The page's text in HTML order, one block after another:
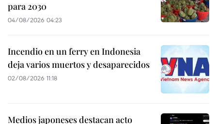
para 2030
04/08/2026 04:23
Incendio en un ferry en Indonesia
deja varios muertos y desaparecidos
02/08/2026 11:18
Medios japoneses destacan acto